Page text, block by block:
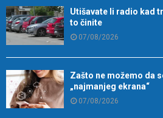
Utišavate li radio kad
to činite
07/08/2026
Zašto ne možemo da
„najmanjeg ekrana“
07/08/2026